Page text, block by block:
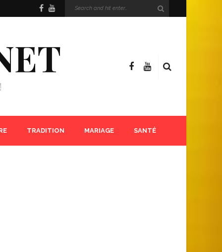
TRADITION MARIAGE SANTÉ